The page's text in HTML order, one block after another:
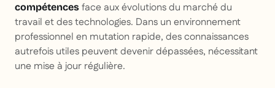
compétences face aux évolutions du marché du
travail et des technologies. Dans un environnement
professionnel en mutation rapide, des connaissances
autrefois utiles peuvent devenir dépassées, nécessitant
une mise à jour régulière.